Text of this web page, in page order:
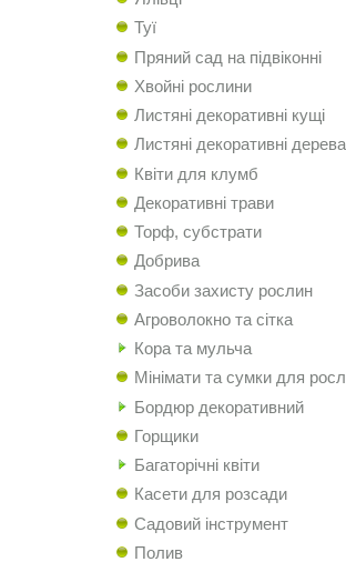
Туї
Пряний сад на підвіконні
Хвойні рослини
Листяні декоративні кущі
Листяні декоративні дерева
Квіти для клумб
Декоративні трави
Торф, субстрати
Добрива
Засоби захисту рослин
Агроволокно та сітка
Кора та мульча
Мінімати та сумки для
Бордюр декоративний
Горщики
Багаторічні квіти
Касети для розсади
Садовий інструмент
Полив